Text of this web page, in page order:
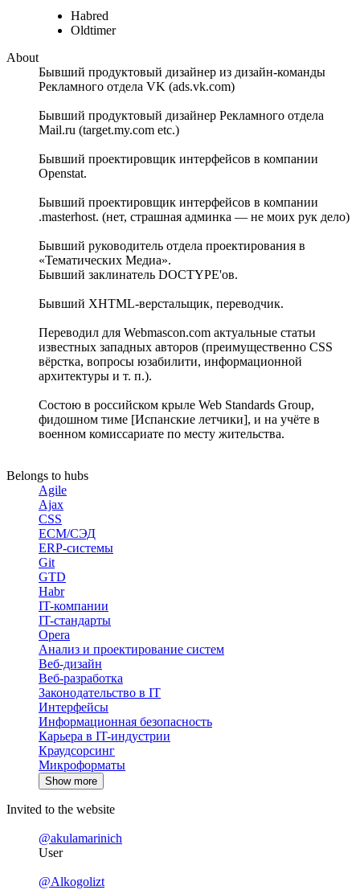
Habred
Oldtimer
About
Бывший продуктовый дизайнер из дизайн-команды
Рекламного отдела VK (ads.vk.com)
Бывший продуктовый дизайнер Рекламного отдела
Mail.ru (target.my.com etc.)
Бывший проектировщик интерфейсов в компании
Openstat.
Бывший проектировщик интерфейсов в компании
.masterhost. (нет, страшная админка — не моих рук дело)
Бывший руководитель отдела проектирования в
«Тематических Медиа».
Бывший заклинатель DOCTYPE'ов.
Бывший XHTML-верстальщик, переводчик.
Переводил для Webmascon.com актуальные статьи
известных западных авторов (преимущественно CSS
вёрстка, вопросы юзабилити, информационной
архитектуры и т. п.).
Состою в российском крыле Web Standards Group,
фидошном тиме [Испанские летчики], и на учёте в
военном комиссариате по месту жительства.
Belongs to hubs
Agile
Ajax
CSS
ECM/СЭД
ERP-системы
Git
GTD
Habr
IT-компании
IT-стандарты
Opera
Анализ и проектирование систем
Веб-дизайн
Веб-разработка
Законодательство в IT
Интерфейсы
Информационная безопасность
Карьера в IT-индустрии
Краудсорсинг
Микроформаты
Show more
Invited to the website
@akulamarinich
User
@Alkogolizt